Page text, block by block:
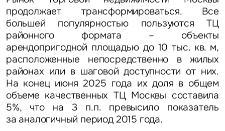
продолжает трансформироваться. Все
большей популярностью пользуются ТЦ
районного формата – объекты
арендопригодной площадью до 10 тыс. кв. м,
расположенные непосредственно в жилых
районах или в шаговой доступности от них.
На конец июня 2025 года их доля в общем
объеме качественных ТЦ Москвы составила
5%, что на 3 п.п. превысило показатель
за аналогичный период 2015 года.